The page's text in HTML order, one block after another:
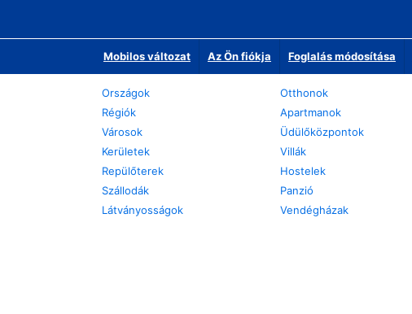
Mobilos változat Az Ön fiókja Foglalás módosítása
Országok
Régiók
Városok
Kerületek
Repülőterek
Szállodák
Látványosságok
Otthonok
Apartmanok
Üdülőközpontok
Villák
Hostelek
Panzió
Vendégházak